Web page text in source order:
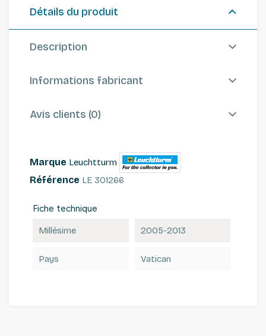
Détails du produit
Description
Informations fabricant
Avis clients (0)
Marque Leuchtturm
Référence LE 301266
Fiche technique
Millésime 2005-2013
Pays Vatican